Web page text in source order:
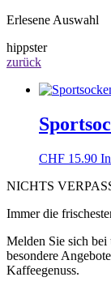
Erlesene Auswahl
hippster
zurück
CHF 15.90
NICHTS
Immer die
Melden Sie sich bei
besondere
Kaffeegenuss.